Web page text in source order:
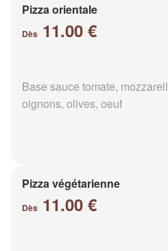
Pizza orientale
Dès 11.00 €
Base sauce tomate,
oignons, olives, oeuf
Pizza végétarienne
Dès 11.00 €